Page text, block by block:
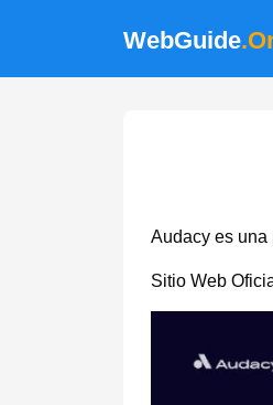
WebGuide
Audacy es una
Sitio Web